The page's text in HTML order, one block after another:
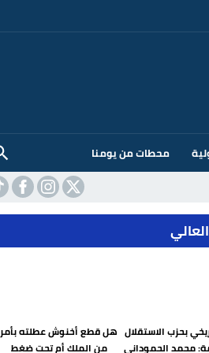
محطات من يومنا
بحزب الاستقلال
محمد الحموداني
هل قطع أخنوش عطلته بأمر
من الملك أم تحت ضغط